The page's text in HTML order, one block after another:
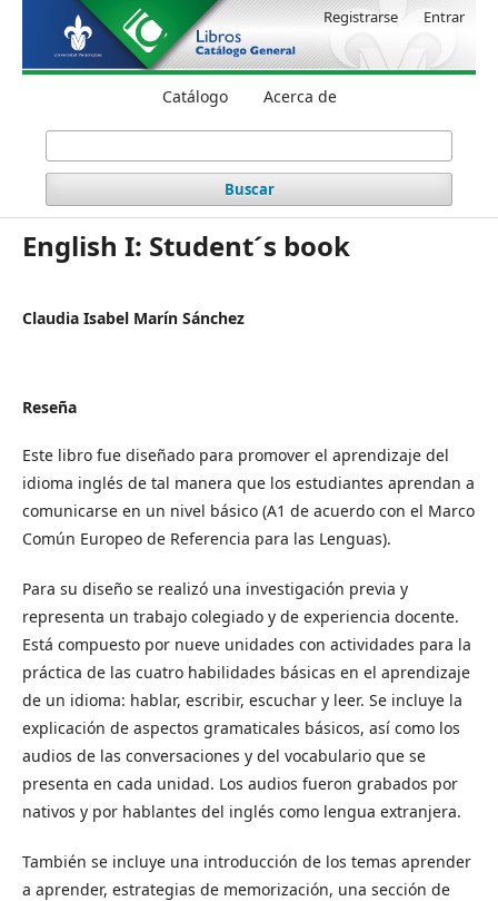
Catálogo Acerca de
Buscar
Registrarse Entrar
English I: Student´s book
Claudia Isabel Marín Sánchez
Reseña
Este libro fue diseñado para promover el aprendizaje del
idioma inglés de tal manera que los estudiantes aprendan a
comunicarse en un nivel básico (A1 de acuerdo con el Marco
Común Europeo de Referencia para las Lenguas).
Para su diseño se realizó una investigación previa y
representa un trabajo colegiado y de experiencia docente.
Está compuesto por nueve unidades con actividades para la
práctica de las cuatro habilidades básicas en el aprendizaje
de un idioma: hablar, escribir, escuchar y leer. Se incluye la
explicación de aspectos gramaticales básicos, así como los
audios de las conversaciones y del vocabulario que se
presenta en cada unidad. Los audios fueron grabados por
nativos y por hablantes del inglés como lengua extranjera.
También se incluye una introducción de los temas aprender
a aprender, estrategias de memorización, una sección de